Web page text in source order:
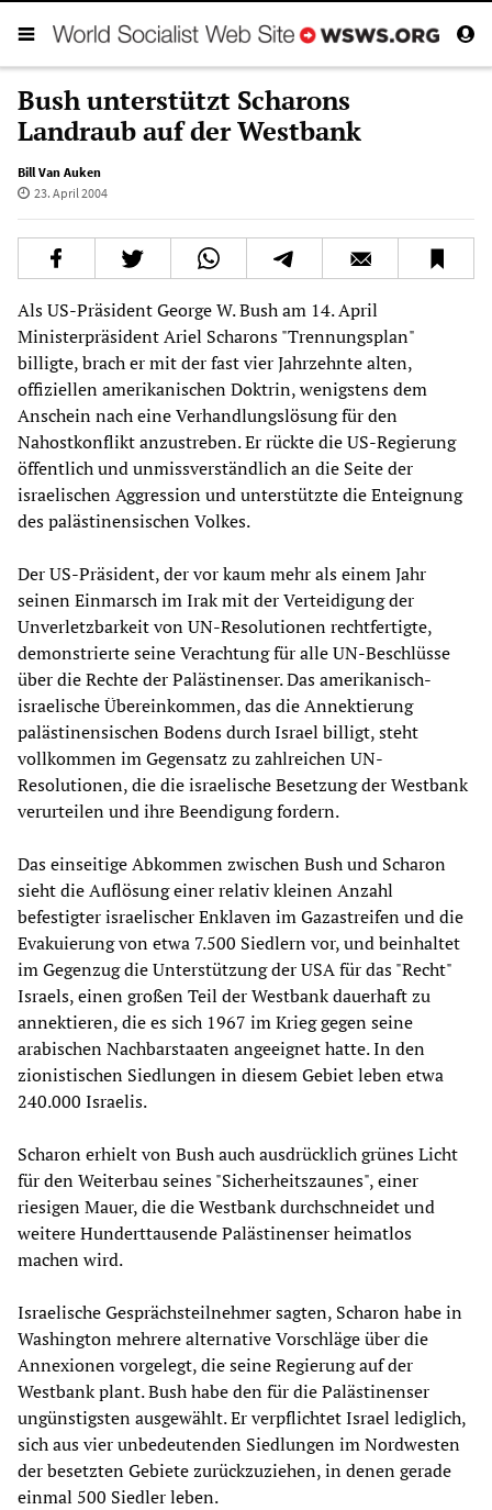
Bush unterstützt Scharons
Landraub auf der Westbank
Bill Van Auken
23. April 2004
Als US-Präsident George W. Bush am 14. April
Ministerpräsident Ariel Scharons "Trennungsplan"
billigte, brach er mit der fast vier Jahrzehnte alten,
offiziellen amerikanischen Doktrin, wenigstens dem
Anschein nach eine Verhandlungslösung für den
Nahostkonflikt anzustreben. Er rückte die US-Regierung
öffentlich und unmissverständlich an die Seite der
israelischen Aggression und unterstützte die Enteignung
des palästinensischen Volkes.
Der US-Präsident, der vor kaum mehr als einem Jahr
seinen Einmarsch im Irak mit der Verteidigung der
Unverletzbarkeit von UN-Resolutionen rechtfertigte,
demonstrierte seine Verachtung für alle UN-Beschlüsse
über die Rechte der Palästinenser. Das amerikanisch-
israelische Übereinkommen, das die Annektierung
palästinensischen Bodens durch Israel billigt, steht
vollkommen im Gegensatz zu zahlreichen UN-
Resolutionen, die die israelische Besetzung der Westbank
verurteilen und ihre Beendigung fordern.
Das einseitige Abkommen zwischen Bush und Scharon
sieht die Auflösung einer relativ kleinen Anzahl
befestigter israelischer Enklaven im Gazastreifen und die
Evakuierung von etwa 7.500 Siedlern vor, und beinhaltet
im Gegenzug die Unterstützung der USA für das "Recht"
Israels, einen großen Teil der Westbank dauerhaft zu
annektieren, die es sich 1967 im Krieg gegen seine
arabischen Nachbarstaaten angeeignet hatte. In den
zionistischen Siedlungen in diesem Gebiet leben etwa
240.000 Israelis.
Scharon erhielt von Bush auch ausdrücklich grünes Licht
für den Weiterbau seines "Sicherheitszaunes", einer
riesigen Mauer, die die Westbank durchschneidet und
weitere Hunderttausende Palästinenser heimatlos
machen wird.
Israelische Gesprächsteilnehmer sagten, Scharon habe in
Washington mehrere alternative Vorschläge über die
Annexionen vorgelegt, die seine Regierung auf der
Westbank plant. Bush habe den für die Palästinenser
ungünstigsten ausgewählt. Er verpflichtet Israel lediglich,
sich aus vier unbedeutenden Siedlungen im Nordwesten
der besetzten Gebiete zurückzuziehen, in denen gerade
einmal 500 Siedler leben.